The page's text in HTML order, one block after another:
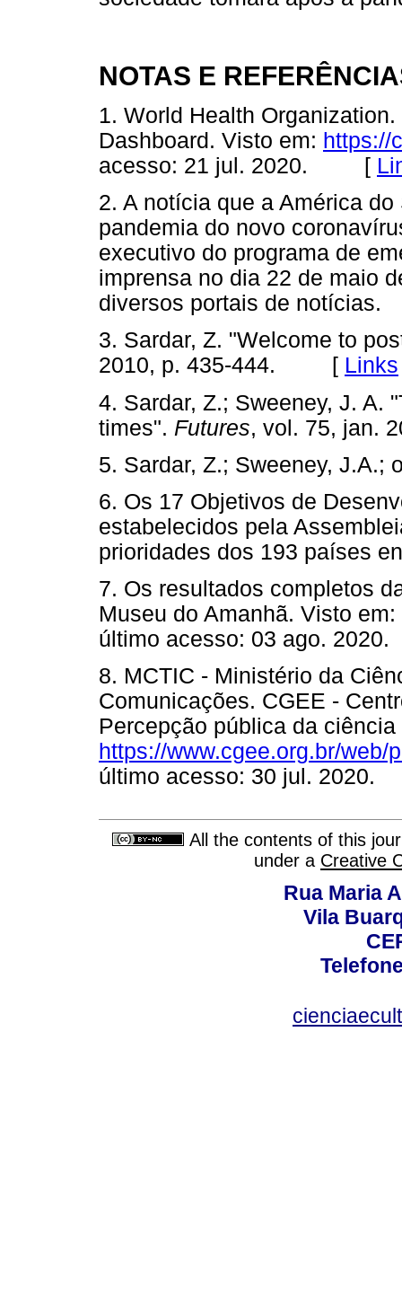
NOTAS E
1. World Health
Dashboard. Visto em: https://
acesso: 21 jul. 2020. [
2. A notícia que a América
pandemia do novo
executivo do programa de
imprensa no dia 22 de maio
diversos portais de notícias.
3. Sardar, Z. "Welcome to
2010, p. 435-444. [ Links
4. Sardar, Z.; Sweeney, J. A.
times". Futures, vol. 75,
5. Sardar, Z.; Sweeney, J.A.;
6. Os 17 Objetivos de
estabelecidos pela
prioridades dos 193 países
7. Os resultados completos
Museu do Amanhã. Visto em:
último acesso: 03 ago.
8. MCTIC - Ministério da
Comunicações. CGEE -
Percepção pública da
https://www.cgee.org.br/
último acesso: 30 jul.
All the contents of this
under a Creative
Rua Maria
Vila